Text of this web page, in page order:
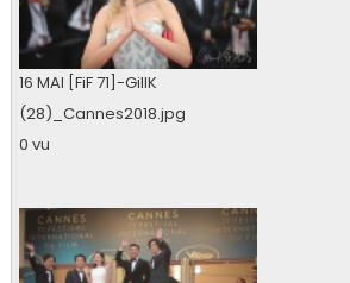
16 MAI [FiF 71]-GillK
(28)_Cannes2018.jpg
0 vu